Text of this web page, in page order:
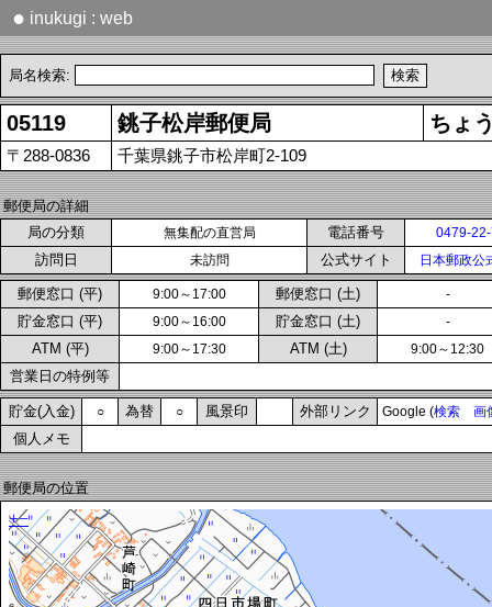
● inukugi : web
局名検索:
05119 銚子松岸郵便局 ちょ
〒288-0836 千葉県銚子市松岸町2-109
郵便局の詳細
局の分類
無集配の直営局 電話番号 0479-
訪問日 未訪問 公式サイト 日本郵政公
郵便窓口 (平) 9:00～17:00 郵便窓口 (土) -
貯金窓口 (平) 9:00～16:00 貯金窓口 (土) -
ATM (平) 9:00～17:30 ATM (土) 9:00～12:30
営業日の特例等
貯金(入金) ○ 為替 ○ 風景印 外部リンク Google (検索 画
個人メモ
郵便局の位置